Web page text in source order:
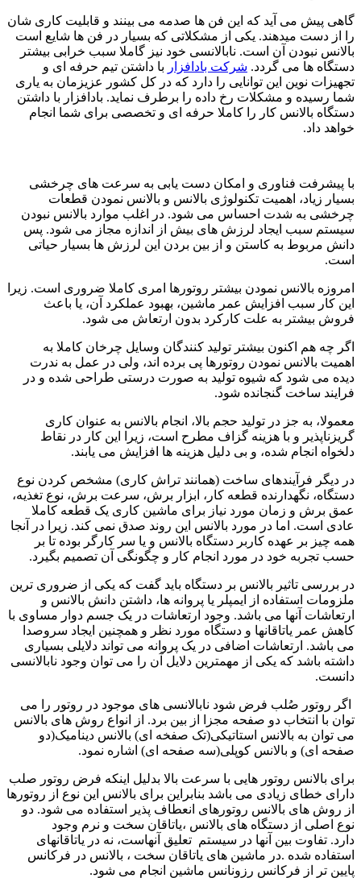
گاهی پیش می آید که این فن ها صدمه می بینند و قابلیت کاری شان
را از دست میدهند. یکی از مشکلاتی که بسیار در فن ها شایع است
بالانس نبودن آن است. نابالانسی خود نیز گاملا سبب خرابی بیشتر
دستگاه ها می گردد. شرکت بادافزار با داشتن تیم حرفه ای و
تجهیزات نوین این توانایی را دارد که در کل کشور عزیزمان به یاری
شما رسیده و مشکلات رخ داده را برطرف نماید. بادافزار با داشتن
دستگاه بالانس کار را کاملا حرفه ای و تخصصی برای شما انجام
خواهد داد.
با پیشرفت فناوری و امکان دست یابی به سرعت های چرخشی
بسیار زیاد، اهمیت تکنولوژی بالانس و بالانس نمودن قطعات
چرخشی به شدت احساس می شود. در اغلب موارد بالانس نبودن
سیستم سبب ایجاد لرزش های بیش از اندازه مجاز می شود. پس
دانش مربوط به کاستن و از بین بردن این لرزش ها بسیار حیاتی
است.
امروزه بالانس نمودن بیشتر روتورها امری کاملا ضروری است. زیرا
این کار سبب افزایش عمر ماشین، بهبود عملکرد آن، یا باعث
فروش بیشتر به علت کارکرد بدون ارتعاش می شود.
اگر چه هم اکنون بیشتر تولید کنندگان وسایل چرخان کاملا به
اهمیت بالانس نمودن روتورها پی برده اند، ولی در عمل به ندرت
دیده می شود که شیوه تولید به صورت درستی طراحی شده و در
فرایند ساخت گنجانده شود.
معمولا، به جز در تولید حجم بالا، انجام بالانس به عنوان کاری
گریزناپذیر و با هزینه گزاف مطرح است، زیرا این کار در نقاط
دلخواه انجام شده، و بی دلیل هزینه ها افزایش می یابند.
در دیگر فرآیندهای ساخت (همانند تراش کاری) مشخص کردن نوع
دستگاه، نگهدارنده قطعه کار، ابزار برش، سرعت برش، نوع تغذیه،
عمق برش و زمان مورد نیاز برای ماشین کاری یک قطعه کاملا
عادی است. اما در مورد بالانس این روند صدق نمی کند. زیرا در آنجا
همه چیز بر عهده کاربر دستگاه بالانس و یا سر کارگر بوده تا بر
حسب تجربه خود در مورد انجام كار و چگونگی آن تصمیم بگیرد.
در بررسی تاثیر بالانس بر دستگاه باید گفت که یکی از ضروری ترین
ملزومات استفاده از ایمپلر یا پروانه ها، داشتن دانش بالانس و
ارتعاشات آنها می باشد. وجود ارتعاشات در یک جسم دوار مساوی با
کاهش عمر یاتاقانها و دستگاه مورد نظر و همچنین ایجاد سروصدا
می باشد. ارتعاشات اضافی در یک پروانه می تواند دلایلی بسیاری
داشته باشد که یکی از مهمترین دلایل آن را می توان وجود نابالانسی
دانست.
اگر روتور صُلب فرض شود نابالانسی های موجود در روتور را می
توان با انتخاب دو صفحه مجزا از بین برد. از انواع روش های بالانس
می توان به بالانس استاتیکی(تک صفخه ای) بالانس دینامیک(دو
صفحه ای) و بالانس کوپلی(سه صفحه ای) اشاره نمود.
برای بالانس روتور هایی با سرعت بالا بدلیل اینکه فرض روتور صلب
دارای خطای زیادی می باشد بنابراین برای بالانس این نوع از روتورها
از روش های بالانس روتورهای انعطاف پذیر استفاده می شود. دو
نوع اصلی از دستگاه های بالانس ،یاتاقان سخت و نرم وجود
دارد. تفاوت بین آنها در سیستم تعلیق آنهاست، نه در یاتاقانهای
استفاده شده .در ماشین های یاتاقان سخت ، بالانس در فرکانس
پایین تر از فرکانس رزونانس ماشین انجام می شود.